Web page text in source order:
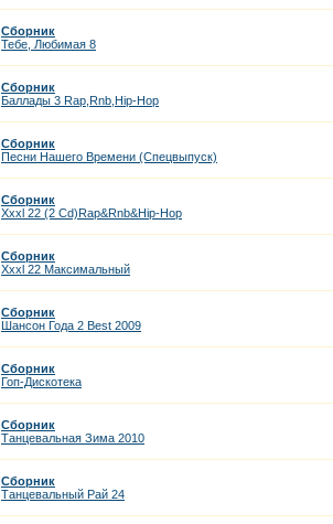
Сборник
Тебе, Любимая 8
Сборник
Баллады 3 Rap,Rnb,Hip-Hop
Сборник
Песни Нашего Времени (Спецвыпуск)
Сборник
Xxxl 22 (2 Cd)Rap&Rnb&Hip-Hop
Сборник
Xxxl 22 Максимальный
Сборник
Шансон Года 2 Best 2009
Сборник
Гоп-Дискотека
Сборник
Танцевальная Зима 2010
Сборник
Танцевальный Рай 24